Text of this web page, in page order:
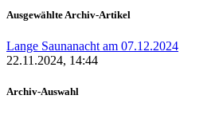
Ausgewählte Archiv-Artikel
Lange Saunanacht am 07.12.2024
22.11.2024, 14:44
Archiv-Auswahl